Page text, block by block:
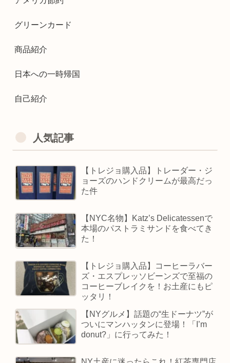
グリーンカード
商品紹介
日本への一時帰国
自己紹介
人気記事
【トレジョ購入品】トレーダー・ジ
ョーズのハンドクリームが最高だっ
た件
【NYC名物】Katz’s Delicatessenで
本場のパストラミサンドを食べてき
た！
【トレジョ購入品】コーヒーラバー
ズ・エスプレッソビーンズで至福の
コーヒーブレイクを！お土産にもピ
ッタリ！
【NYグルメ】話題の“生ドーナツ”が
ついにマンハッタンに登場！「I’m
donut?」に行ってみた！